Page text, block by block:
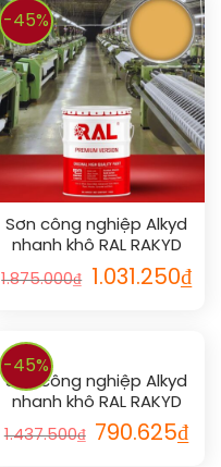
-45%
Sơn công nghiệp Alkyd
nhanh khô RAL RAKYD
QD 1017
1.875.000₫ 1.031.250₫
-45%
Sơn công nghiệp Alkyd
nhanh khô RAL RAKYD
QD 1020
1.437.500₫ 790.625₫